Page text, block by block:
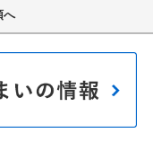
へ